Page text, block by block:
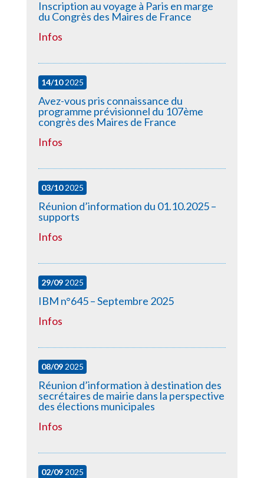
Inscription au voyage à Paris en marge
du Congrès des Maires de France
Infos
14/102025
Avez-vous pris connaissance du
programme prévisionnel du 107ème
congrès des Maires de France
Infos
03/102025
Réunion d’information du 01.10.2025 –
supports
Infos
29/092025
IBM n°645 – Septembre 2025
Infos
08/092025
Réunion d’information à destination des
secrétaires de mairie dans la perspective
des élections municipales
Infos
02/092025